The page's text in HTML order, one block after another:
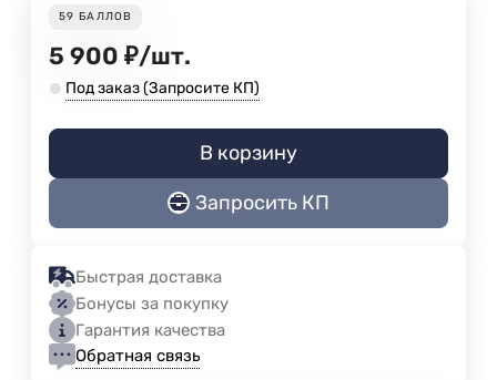
59 БАЛЛОВ
5 900 ₽/шт.
Под заказ (Запросите КП)
В корзину
Запросить КП
Быстрая доставка
Бонусы за покупку
Гарантия качества
Обратная связь